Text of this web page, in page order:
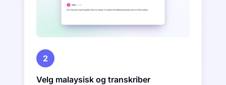
2
Velg malaysisk og transkriber